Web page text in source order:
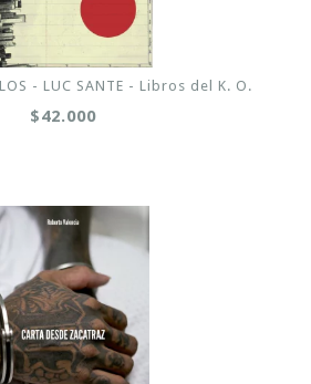
- LUC SANTE - Libros del K. O.
$42.000